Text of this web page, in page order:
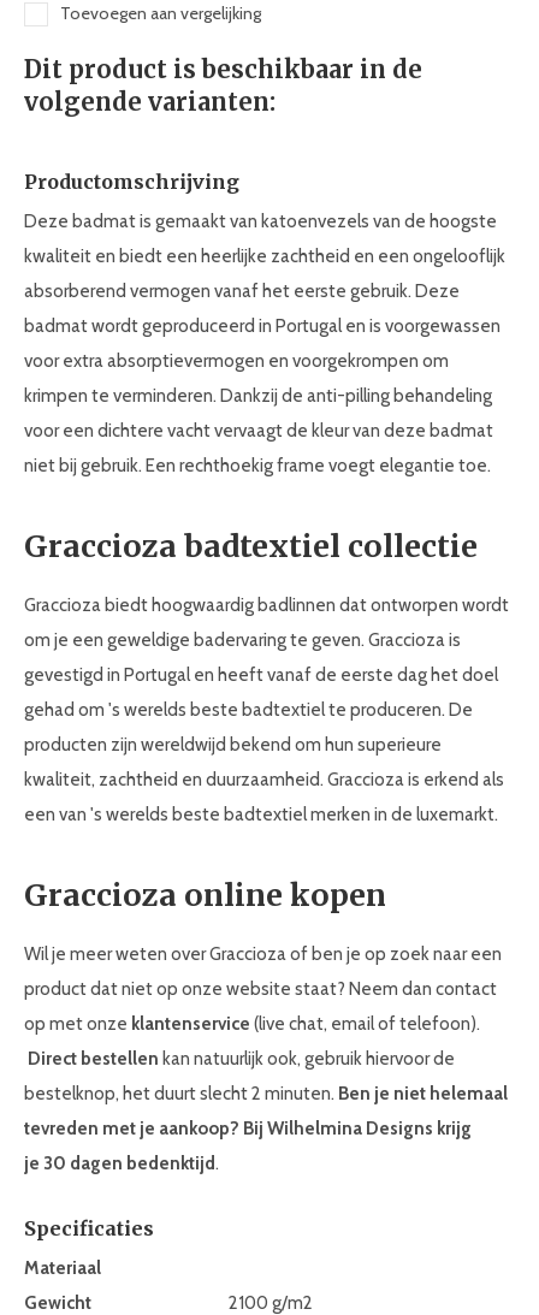
Toevoegen aan vergelijking
Dit product is beschikbaar in de
volgende varianten:
Productomschrijving
Deze badmat is gemaakt van katoenvezels van de hoogste
kwaliteit en biedt een heerlijke zachtheid en een ongelooflijk
absorberend vermogen vanaf het eerste gebruik. Deze
badmat wordt geproduceerd in Portugal en is voorgewassen
voor extra absorptievermogen en voorgekrompen om
krimpen te verminderen. Dankzij de anti-pilling behandeling
voor een dichtere vacht vervaagt de kleur van deze badmat
niet bij gebruik. Een rechthoekig frame voegt elegantie toe.
Graccioza badtextiel collectie
Graccioza biedt hoogwaardig badlinnen dat ontworpen wordt
om je een geweldige badervaring te geven. Graccioza is
gevestigd in Portugal en heeft vanaf de eerste dag het doel
gehad om 's werelds beste badtextiel te produceren. De
producten zijn wereldwijd bekend om hun superieure
kwaliteit, zachtheid en duurzaamheid. Graccioza is erkend als
een van 's werelds beste badtextiel merken in de luxemarkt.
Graccioza online kopen
Wil je meer weten over Graccioza of ben je op zoek naar een
product dat niet op onze website staat? Neem dan contact
op met onze klantenservice (live chat, email of telefoon).
Direct bestellen kan natuurlijk ook, gebruik hiervoor de
bestelknop, het duurt slecht 2 minuten. Ben je niet helemaal
tevreden met je aankoop? Bij Wilhelmina Designs krijg
je 30 dagen bedenktijd.
Specificaties
Materiaal
Gewicht
2100 g/m2